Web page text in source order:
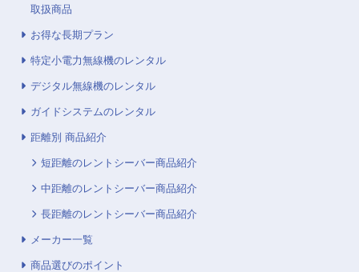
取扱商品
お得な長期プラン
特定小電力無線機のレンタル
デジタル無線機のレンタル
ガイドシステムのレンタル
距離別 商品紹介
短距離のレントシーバー商品紹介
中距離のレントシーバー商品紹介
長距離のレントシーバー商品紹介
メーカー一覧
商品選びのポイント